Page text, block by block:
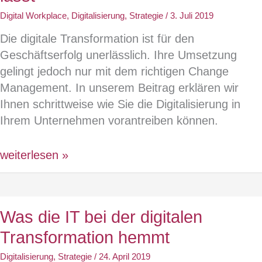
Digital Workplace, Digitalisierung, Strategie / 3. Juli 2019
Die digitale Transformation ist für den
Geschäftserfolg unerlässlich. Ihre Umsetzung
gelingt jedoch nur mit dem richtigen Change
Management. In unserem Beitrag erklären wir
Ihnen schrittweise wie Sie die Digitalisierung in
Ihrem Unternehmen vorantreiben können.
Wie
sich
Change
Management
auf
weiterlesen »
Was die IT bei der digitalen
Transformation hemmt
Digitalisierung, Strategie / 24. April 2019